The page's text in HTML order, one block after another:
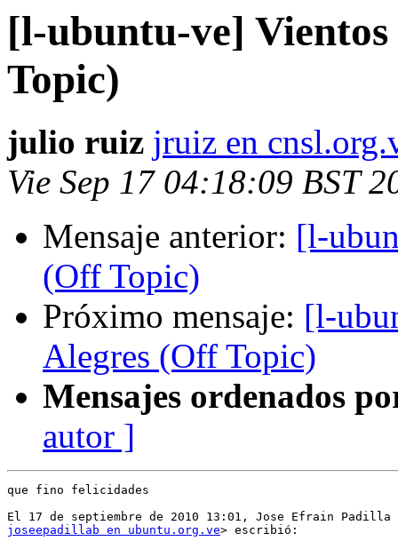
[l-ubuntu-ve]
Topic)
julio ruiz jruiz en
Vie Sep 17 04:18:09 BST
Mensaje anterior: [l-
(Off Topic)
Próximo mensaje: [l-
Alegres (Off Topic)
Mensajes ordenados
autor ]
que fino felicidades
joseepadillab en ubuntu.org.ve> escribió: